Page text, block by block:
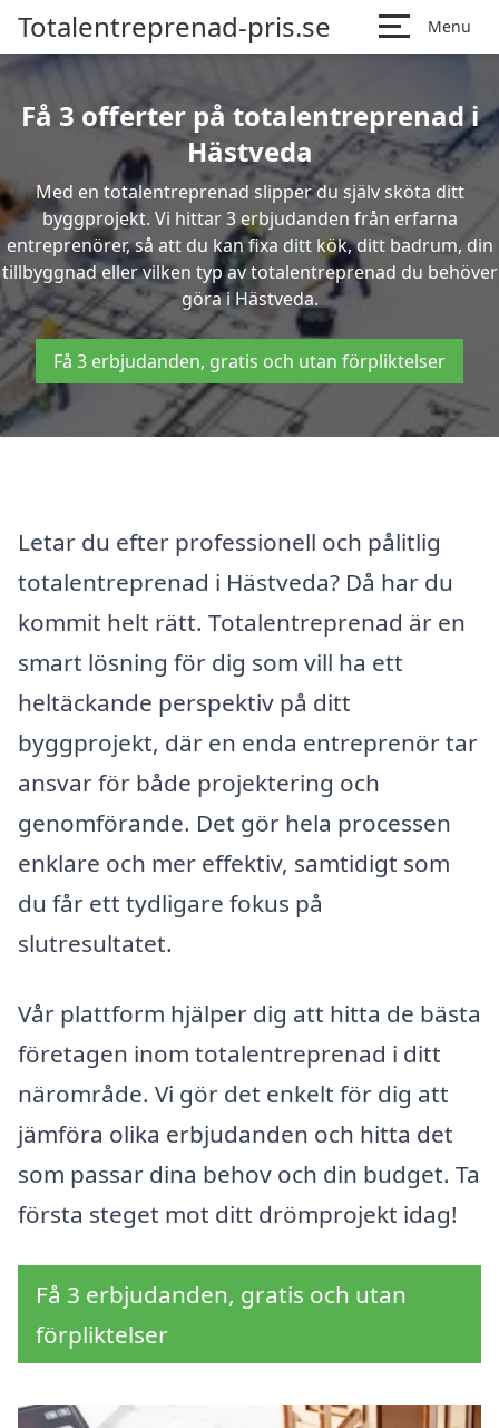
Totalentreprenad-pris.se Menu
Få 3 offerter på totalentreprenad i
Hästveda
Med en totalentreprenad slipper du själv sköta ditt
byggprojekt. Vi hittar 3 erbjudanden från erfarna
entreprenörer, så att du kan fixa ditt kök, ditt badrum, din
tillbyggnad eller vilken typ av totalentreprenad du behöver
göra i Hästveda.
Få 3 erbjudanden, gratis och utan förpliktelser
Letar du efter professionell och pålitlig
totalentreprenad i Hästveda? Då har du
kommit helt rätt. Totalentreprenad är en
smart lösning för dig som vill ha ett
heltäckande perspektiv på ditt
byggprojekt, där en enda entreprenör tar
ansvar för både projektering och
genomförande. Det gör hela processen
enklare och mer effektiv, samtidigt som
du får ett tydligare fokus på
slutresultatet.
Vår plattform hjälper dig att hitta de bästa
företagen inom totalentreprenad i ditt
närområde. Vi gör det enkelt för dig att
jämföra olika erbjudanden och hitta det
som passar dina behov och din budget. Ta
första steget mot ditt drömprojekt idag!
Få 3 erbjudanden, gratis och utan
förpliktelser